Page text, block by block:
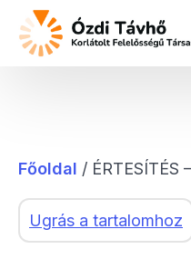
Főoldal / ÉRTESÍTÉS
Ugrás a tartalomhoz